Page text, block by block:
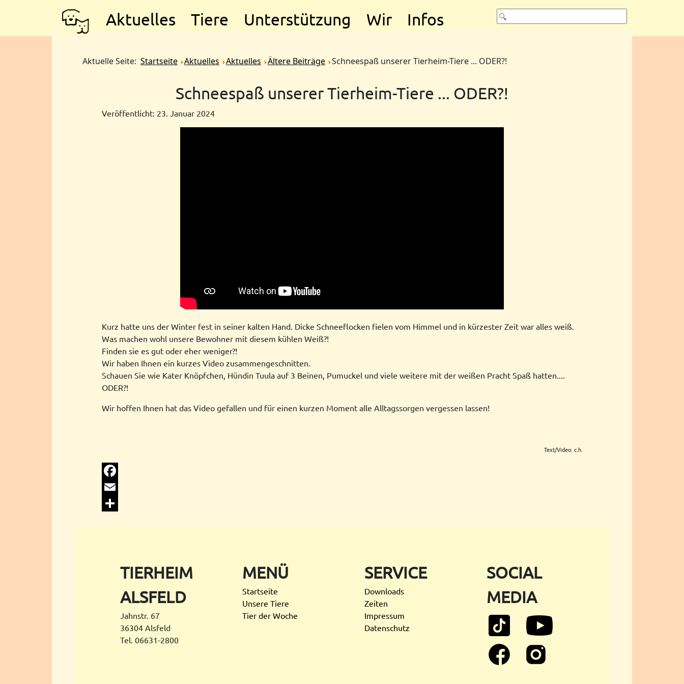
Aktuelles Tiere Unterstützung Wir Infos
Aktuelle Seite: Startseite Aktuelles Aktuelles Ältere Beiträge Schneespaß unserer Tierheim-Tiere ... ODER?!
Schneespaß unserer Tierheim-Tiere ... ODER?!
Veröffentlicht: 23. Januar 2024
Kurz hatte uns der Winter fest in seiner kalten Hand. Dicke Schneeflocken fielen vom Himmel und in kürzester Zeit war alles weiß.
Was machen wohl unsere Bewohner mit diesem kühlen Weiß?!
Finden sie es gut oder eher weniger?!
Wir haben Ihnen ein kurzes Video zusammengeschnitten.
Schauen Sie wie Kater Knöpfchen, Hündin Tuula auf 3 Beinen, Pumuckel und viele weitere mit der weißen Pracht Spaß hatten....
ODER?!
Wir hoffen Ihnen hat das Video gefallen und für einen kurzen Moment alle Alltagssorgen vergessen lassen!
Text/Video: c.h.
Facebook
Email
TIERHEIM
ALSFELD
Jahnstr. 67
36304 Alsfeld
Tel. 06631-2800
MENÜ
Startseite
Unsere Tiere
Tier der Woche
SERVICE
Downloads
Zeiten
Impressum
Datenschutz
SOCIAL
MEDIA